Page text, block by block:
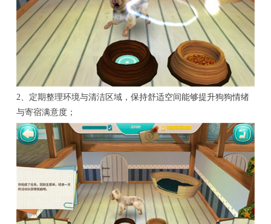
2、定期整理环境与清洁区域，保持舒适空间能够提升狗狗情绪
与寄宿满意度；